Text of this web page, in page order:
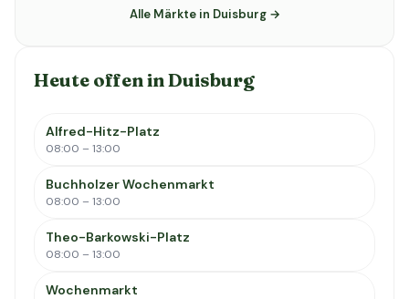
Alle Märkte in Duisburg →
Heute offen in Duisburg
Alfred-Hitz-Platz
08:00 – 13:00
Buchholzer Wochenmarkt
08:00 – 13:00
Theo-Barkowski-Platz
08:00 – 13:00
Wochenmarkt